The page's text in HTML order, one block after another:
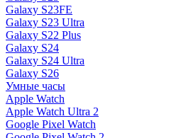
Galaxy S23FE
Galaxy S23 Ultra
Galaxy S22 Plus
Galaxy S24
Galaxy S24 Ultra
Galaxy S26
Умные часы
Apple Watch
Apple Watch Ultra 2
Google Pixel Watch